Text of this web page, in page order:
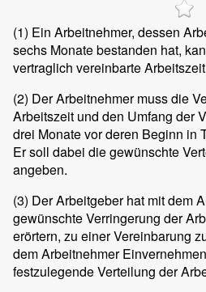
(1) Ein Arbeitnehmer, dessen
sechs Monate bestanden hat,
vertraglich vereinbarte
(2) Der Arbeitnehmer muss die
Arbeitszeit und den Umfang der
drei Monate vor deren Beginn in
Er soll dabei die gewünschte
angeben.
(3) Der Arbeitgeber hat mit dem
gewünschte Verringerung der
erörtern, zu einer Vereinbarung
dem Arbeitnehmer
festzulegende Verteilung der